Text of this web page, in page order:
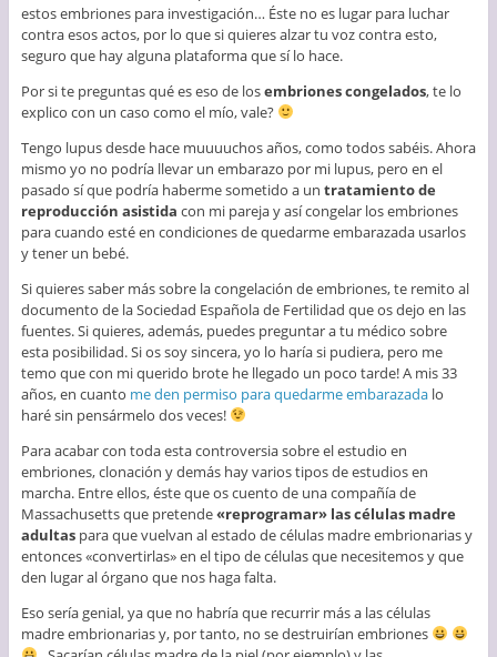
estos embriones para investigación… Éste no es lugar para luchar
contra esos actos, por lo que si quieres alzar tu voz contra esto,
seguro que hay alguna plataforma que sí lo hace.
Por si te preguntas qué es eso de losembriones congelados, te lo
explico con un caso como el mío, vale?
Tengo lupus desde hace muuuuchos años, como todos sabéis. Ahora
mismo yo no podría llevar un embarazo por mi lupus, pero en el
pasado sí que podría haberme sometido a un tratamiento de
reproducción asistida con mi pareja y así congelar los embriones
para cuando esté en condiciones de quedarme embarazada usarlos
y tener un bebé.
Si quieres saber más sobre la congelación de embriones, te remito al
documento de la Sociedad Española de Fertilidad que os dejo en las
fuentes. Si quieres, además, puedes preguntar a tu médico sobre
esta posibilidad. Si os soy sincera, yo lo haría si pudiera, pero me
temo que con mi querido brote he llegado un poco tarde! A mis 33
años, en cuanto me den permiso para quedarme embarazadalo
haré sin pensármelo dos veces!
Para acabar con toda esta controversia sobre el estudio en
embriones, clonación y demás hay varios tipos de estudios en
marcha. Entre ellos, éste que os cuento de una compañía de
Massachusetts que pretende«reprogramar» las células madre
adultaspara que vuelvan al estado de células madre embrionarias y
entonces «convertirlas» en el tipo de células que necesitemos y que
den lugar al órgano que nos haga falta.
Eso sería genial, ya que no habría que recurrir más a las células
madre embrionarias y, por tanto, no se destruirían embriones